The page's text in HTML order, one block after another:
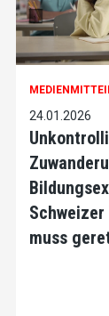
24.01.2026
muss